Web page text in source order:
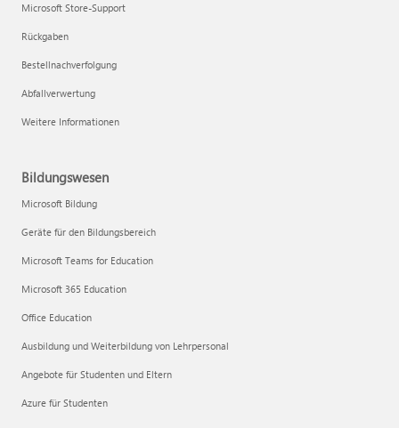
Microsoft Store-Support
Rückgaben
Bestellnachverfolgung
Abfallverwertung
Weitere Informationen
Bildungswesen
Microsoft Bildung
Geräte für den Bildungsbereich
Microsoft Teams for Education
Microsoft 365 Education
Office Education
Ausbildung und Weiterbildung von Lehrpersonal
Angebote für Studenten und Eltern
Azure für Studenten